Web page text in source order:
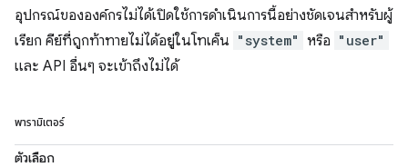
อุปกรณ์ขององค์กรไม่ได้เปิดใช้การดำเนินการนี้อย่างชัดเจนสำหรับผู้
เรียก คีย์ที่ถูกท้าทายไม่ได้อยู่ในโทเค็น "system" หรือ "user"
และ API อื่นๆ จะเข้าถึงไม่ได้
พารามิเตอร์
ตัวเลือก